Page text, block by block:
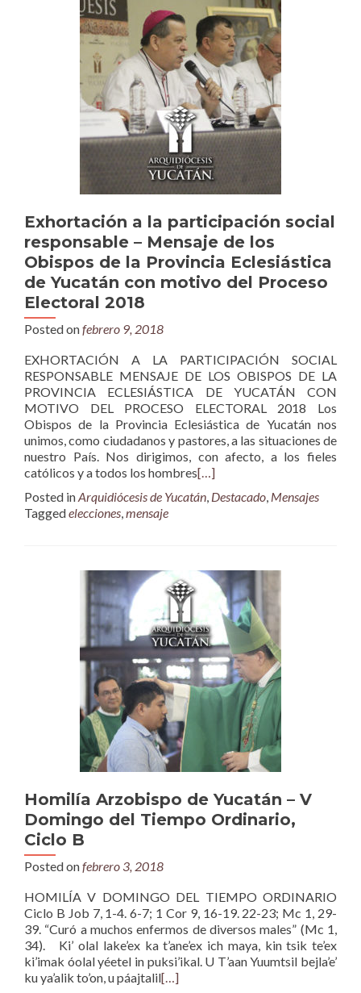
Exhortación a la participación social
responsable – Mensaje de los
Obispos de la Provincia Eclesiástica
de Yucatán con motivo del Proceso
Electoral 2018
Posted onfebrero 9, 2018
EXHORTACIÓN A LA PARTICIPACIÓN SOCIAL
RESPONSABLE MENSAJE DE LOS OBISPOS DE LA
PROVINCIA ECLESIÁSTICA DE YUCATÁN CON
MOTIVO DEL PROCESO ELECTORAL 2018 Los
Obispos de la Provincia Eclesiástica de Yucatán nos
unimos, como ciudadanos y pastores, a las situaciones de
nuestro País. Nos dirigimos, con afecto, a los fieles
católicos y a todos los hombres[…]
Posted inArquidiócesis de Yucatán, Destacado, Mensajes
Taggedelecciones,mensaje
Homilía Arzobispo de Yucatán – V
Domingo del Tiempo Ordinario,
Ciclo B
Posted onfebrero 3, 2018
HOMILÍA V DOMINGO DEL TIEMPO ORDINARIO
Ciclo B Job 7, 1-4. 6-7; 1 Cor 9, 16-19. 22-23; Mc 1, 29-
39. “Curó a muchos enfermos de diversos males” (Mc 1,
34). Ki’ olal lake’ex ka t’ane’ex ich maya, kin tsik te’ex
ki’imak óolal yéetel in puksi’ikal. U T’aan Yuumtsil bejla’e’
ku ya’alik to’on, u páajtalil[…]